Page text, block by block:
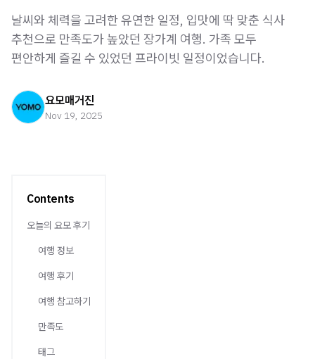
날씨와 체력을 고려한 유연한 일정, 입맛에 딱 맞춘 식사
추천으로 만족도가 높았던 장가계 여행. 가족 모두
편안하게 즐길 수 있었던 프라이빗 일정이었습니다.
요모매거진
Nov 19, 2025
Contents
오늘의 요모 후기
여행 정보
여행 후기
여행 참고하기
만족도
태그